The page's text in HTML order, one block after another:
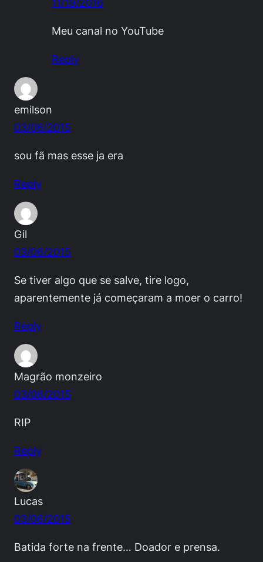
Meu canal no YouTube
Reply
emilson
03/06/2015
sou fã mas esse ja era
Reply
Gil
03/06/2015
Se tiver algo que se salve, tire logo,
aparentemente já começaram a moer o carro!
Reply
Magrão monzeiro
03/06/2015
RIP
Reply
Lucas
03/06/2015
Batida forte na frente… Doador e prensa.